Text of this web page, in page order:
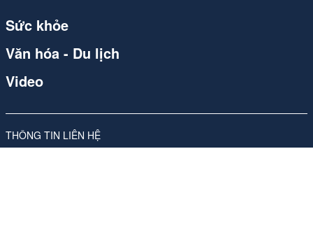
THÔNG TIN LIÊN HỆ
Sức khỏe
Văn hóa - Du lịch
Video